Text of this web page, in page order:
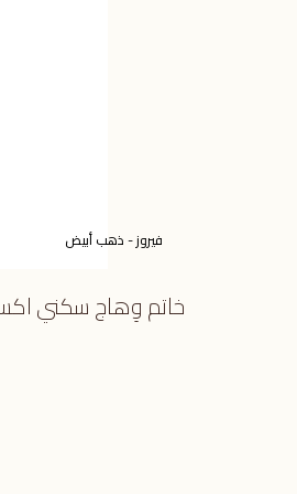
فيروز - ذهب أبيض
خاتم وِهاج سكني